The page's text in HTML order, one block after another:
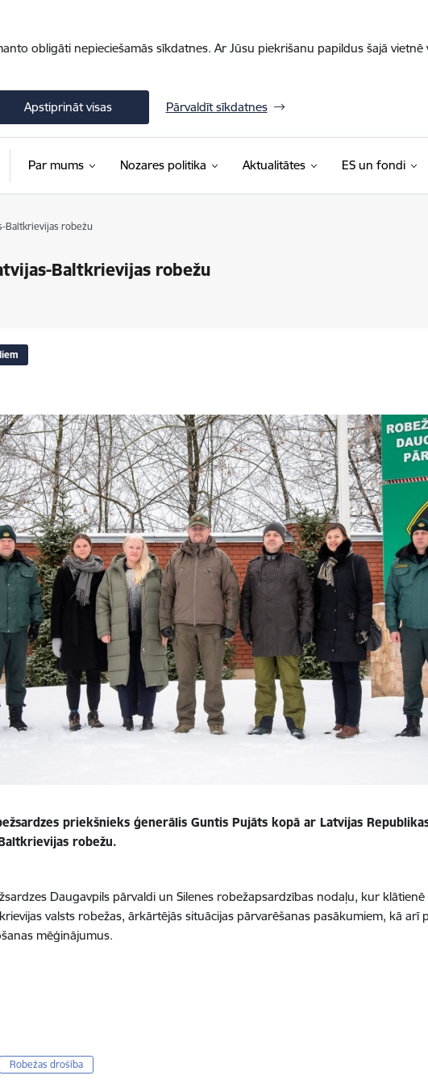
obligāti nepieciešamās sīkdatnes. Ar Jūsu piekrišanu papildus šajā
Apstiprināt visas Pārvaldīt sīkdatnes
Par mums Nozares politika Aktualitātes ES un fondi
Baltkrievijas robežu
Baltkrievijas robežu
priekšnieks ģenerālis Guntis Pujāts kopā ar Latvijas
robežu.
Daugavpils pārvaldi un Silenes robežapsardzības nodaļu, kur
valsts robežas, ārkārtējās situācijas pārvarēšanas pasākumiem, kā
mēģinājumus.
Robežas drošība